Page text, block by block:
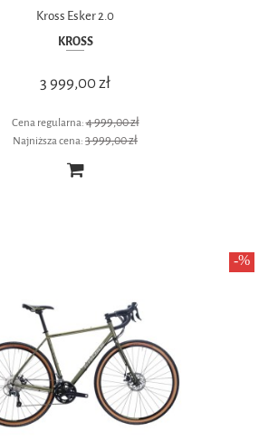
Kross Esker 2.0
KROSS
3 999,00 zł
Cena regularna:4 999,00 zł
Najniższa cena:3 999,00 zł